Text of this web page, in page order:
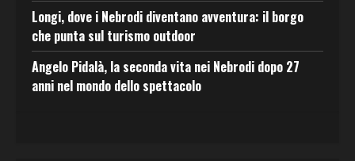
Longi, dove i Nebrodi diventano avventura: il borgo
che punta sul turismo outdoor
Angelo Pidalà, la seconda vita nei Nebrodi dopo 27
anni nel mondo dello spettacolo